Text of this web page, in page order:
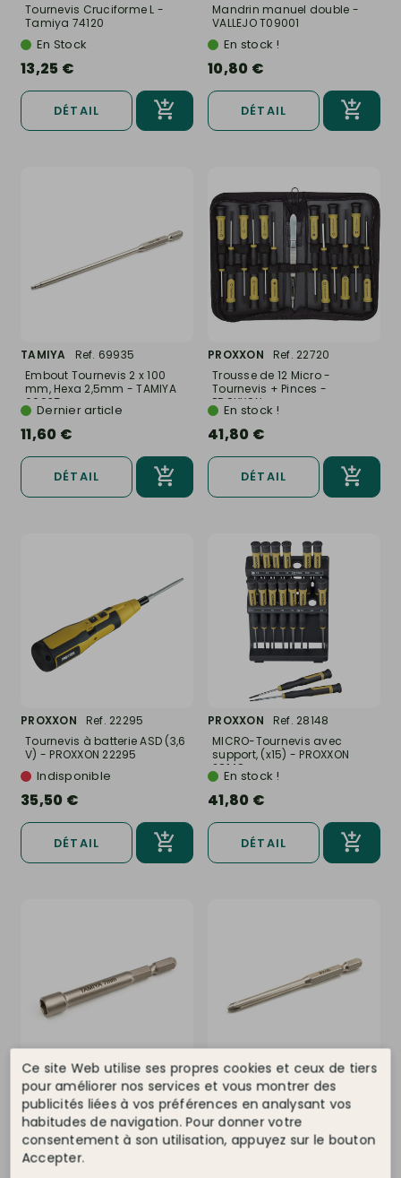
Tournevis Cruciforme L -
Tamiya 74120
En Stock
13,25 €
DÉTAIL
Mandrin manuel double -
VALLEJO T09001
En stock !
10,80 €
DÉTAIL
TAMIYA
Ref. 69935
Embout Tournevis 2 x 100
mm, Hexa 2,5mm - TAMIYA
69935
Dernier article
11,60 €
DÉTAIL
PROXXON
Ref. 22720
Trousse de 12 Micro -
Tournevis + Pinces -
PROXXON...
En stock !
41,80 €
DÉTAIL
PROXXON
Ref. 22295
Tournevis à batterie ASD (3,6
V) - PROXXON 22295
Indisponible
35,50 €
DÉTAIL
PROXXON
Ref. 28148
MICRO-Tournevis avec
support, (x15) - PROXXON
28148
En stock !
41,80 €
DÉTAIL
TAMIYA Ref. 69934
Embout 7mm Hexagonal, de
précision pour Tournevis...
Dernier article
10,85 €
TAMIYA
Ref. 69932
Embout Tournevis L (+)
Court, 2 x 55 mm - TAMIYA
69932
Dernier article
Ce site Web utilise ses propres cookies et ceux de tiers
pour améliorer nos services et vous montrer des
publicités liées à vos préférences en analysant vos
habitudes de navigation. Pour donner votre
consentement à son utilisation, appuyez sur le bouton
Accepter.